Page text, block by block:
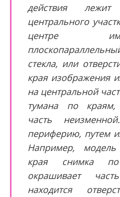
действия лежит
центрального
центре
стекла, или
края изображения
на центральной
тумана по краям,
часть
периферию, путем
Например, модель
края снимка
окрашивает
находится